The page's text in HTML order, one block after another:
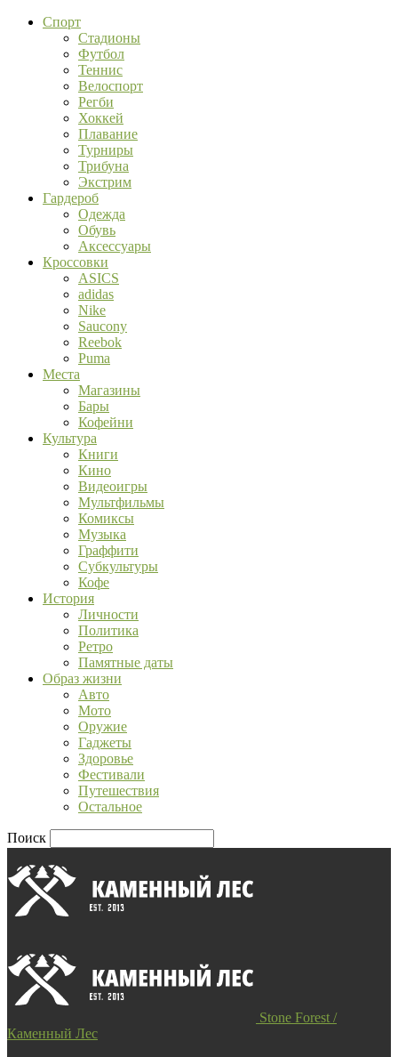
Спорт
Стадионы
Футбол
Теннис
Велоспорт
Регби
Хоккей
Плавание
Турниры
Трибуна
Экстрим
Гардероб
Одежда
Обувь
Аксессуары
Кроссовки
ASICS
adidas
Nike
Saucony
Reebok
Puma
Места
Магазины
Бары
Кофейни
Культура
Книги
Кино
Видеоигры
Мультфильмы
Комиксы
Музыка
Граффити
Субкультуры
Кофе
История
Личности
Политика
Ретро
Памятные даты
Образ жизни
Авто
Мото
Оружие
Гаджеты
Здоровье
Фестивали
Путешествия
Остальное
Поиск
Stone Forest /
Каменный Лес